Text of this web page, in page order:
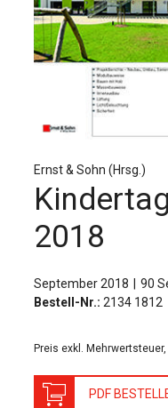
Werben
Service
Für Autor:innen
Sprache / Language: DE
Ernst & Sohn (Hrsg.)
2018
September 2018 90
Bestell-Nr.: 2134 1812
Preis exkl.
PDF